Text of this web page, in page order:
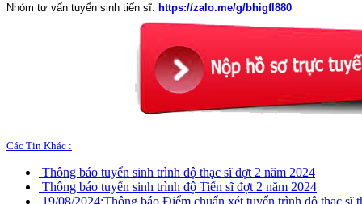
Nhóm tư vấn tuyển sinh tiến sĩ: https://zalo.me/g/bhigfl880
Các Tin Khác :
Thông báo tuyển sinh trình độ thạc sĩ đợt 2 năm 2024
Thông báo tuyển sinh trình độ Tiến sĩ đợt 2 năm 2024